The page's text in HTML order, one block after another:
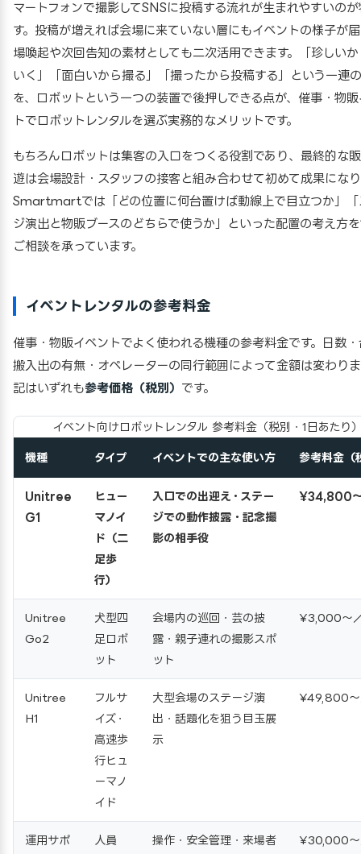
マートフォンで撮影してSNSに投稿する流れが生まれやすいの
す。投稿が増えれば会場に来ていない層にもイベントの様子が
場喚起や次回告知の素材としても二次活用できます。「珍しい
いく」「面白いから撮る」「撮ったから投稿する」という一連
を、ロボットという一つの装置で後押しできる点が、催事・物
トでロボットレンタルを選ぶ実務的なメリットです。
もちろんロボットは集客の入口をつくる役割であり、最終的な
遊は会場設計・スタッフの接客と組み合わせて初めて成果にな
Smartmartでは「どの位置に何台置けば動線上で目立つか」「
ジ演出と物販ブースのどちらで使うか」といった配置の考え方
ご相談を承っています。
イベントレンタルの参考料金
催事・物販イベントでよく使われる機種の参考料金です。日数
搬入出の有無・オペレーターの同行範囲によって金額は変わり
記はいずれも参考価格（税別） です。
イベント向けロボットレンタル 参考料金（税別・1日あたり
機種 タイプ イベントでの主な使い方 参考料金（
Unitree
G1
ヒュー
マノイ
ド（二
足歩
行）
入口での出迎え・ステー
ジでの動作披露・記念撮
影の相手役
¥34,800
Unitree
Go2
犬型四
足ロボ
ット
会場内の巡回・芸の披
露・親子連れの撮影スポ
ット
¥3,000〜
Unitree
H1
フルサ
イズ・
高速歩
行ヒュ
ーマノ
イド
大型会場のステージ演
出・話題化を狙う目玉展
示
¥49,800〜
運用サポ
人員
操作・安全管理・来場者
¥30,000〜